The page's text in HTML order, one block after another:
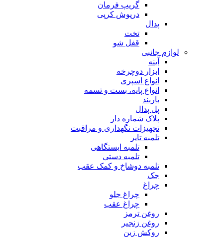
گریپ فرمان
درپوش کرپی
پدال
تخت
قفل شو
لوازم جانبی
آینه
ابزار دوچرخه
انواع اسپری
انواع پایه، بست و تسمه
باربند
پل پدال
پلاک شماره دار
تجهیزات نگهداری و مراقبت
تلمبه تایر
تلمبه ایستگاهی
تلمبه دستی
تلمبه دوشاخ و کمک عقب
جک
چراغ
چراغ جلو
چراغ عقب
روغن ترمز
روغن زنجیر
روکش زین